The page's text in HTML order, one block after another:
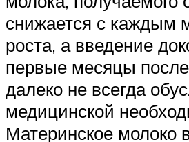
снижается с каждым
роста, а введение
первые месяцы
далеко не всегда
медицинской
Материнское молоко